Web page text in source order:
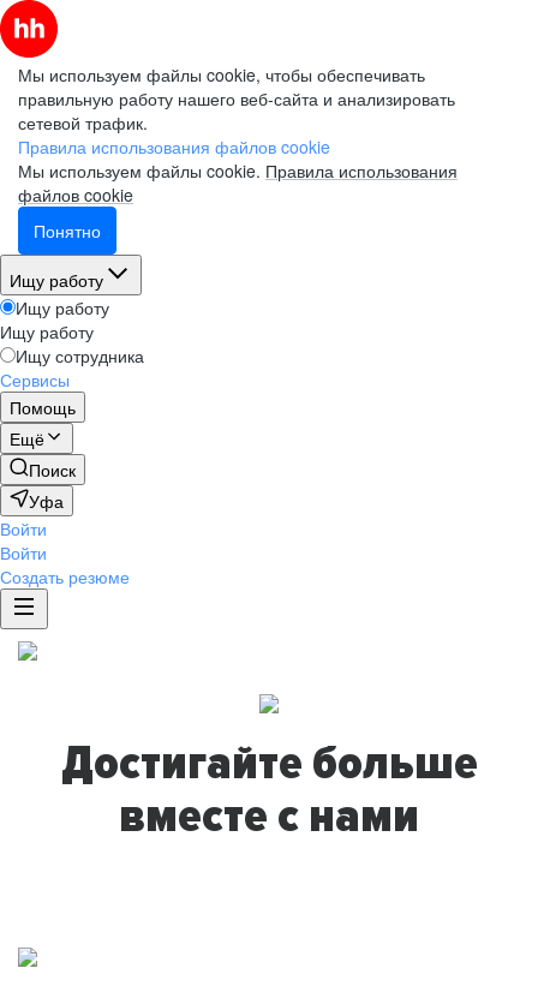
Мы используем файлы cookie, чтобы обеспечивать
правильную работу нашего веб-сайта и анализировать
сетевой трафик.
Правила использования файлов cookie
Мы используем файлы cookie. Правила использования
файлов cookie
Понятно
Ищу работу
Ищу работу
Ищу работу
Ищу сотрудника
Сервисы
Помощь
Ещё
Поиск
Уфа
Войти
Войти
Создать резюме
Достигайте больше
вместе с нами